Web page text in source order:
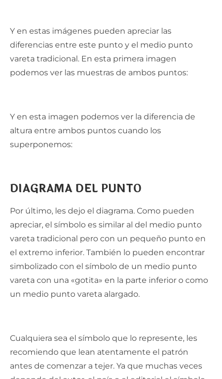
Y en estas imágenes pueden apreciar las
diferencias entre este punto y el medio punto
vareta tradicional. En esta primera imagen
podemos ver las muestras de ambos puntos:
Y en esta imagen podemos ver la diferencia de
altura entre ambos puntos cuando los
superponemos:
DIAGRAMA DEL PUNTO
Por último, les dejo el diagrama. Como pueden
apreciar, el símbolo es similar al del medio punto
vareta tradicional pero con un pequeño punto en
el extremo inferior. También lo pueden encontrar
simbolizado con el símbolo de un medio punto
vareta con una «gotita» en la parte inferior o como
un medio punto vareta alargado.
Cualquiera sea el símbolo que lo represente, les
recomiendo que lean atentamente el patrón
antes de comenzar a tejer. Ya que muchas veces